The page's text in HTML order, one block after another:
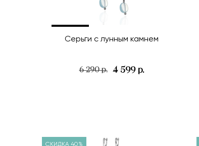
Серьги с лунным камнем
6 290 р. 4 599 р.
СКИДКА 40%